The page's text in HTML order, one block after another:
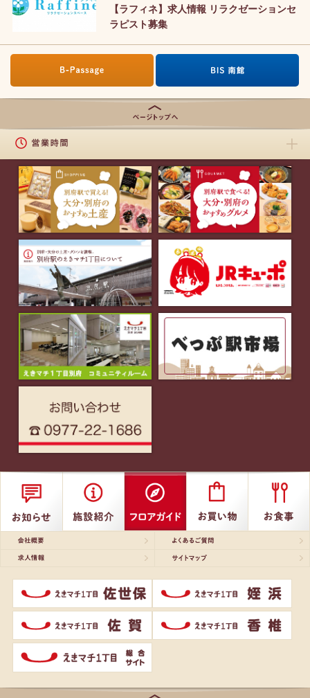
【ラフィネ】求人情報 リラクゼーションセ
ラピスト募集
ページの上
会社概要
よくあるご質問